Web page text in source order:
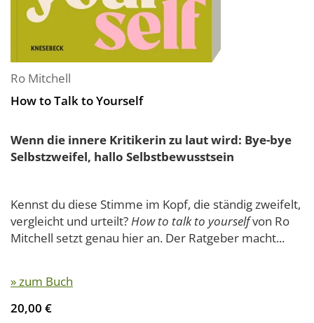
Ro Mitchell
How to Talk to Yourself
Wenn die innere Kritikerin zu laut wird: Bye-bye
Selbstzweifel, hallo Selbstbewusstsein
Kennst du diese Stimme im Kopf, die ständig zweifelt,
vergleicht und urteilt?How to talk to yourselfvon Ro
Mitchell setzt genau hier an. Der Ratgeber macht...
» zum Buch
20,00 €